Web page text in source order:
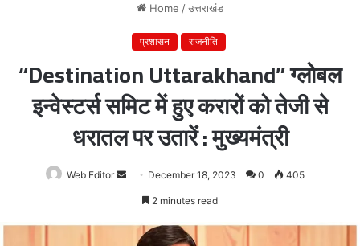
Home /उत्तराखंड
प्रशासन राजनीति
“Destination Uttarakhand” ग्लोबल
इन्वेस्टर्स समिट में हुए करारों को तेजी से
धरातल पर उतारें : मुख्यमंत्री
Web Editor
SendDecember 18, 2023 0 405
2 minutes read